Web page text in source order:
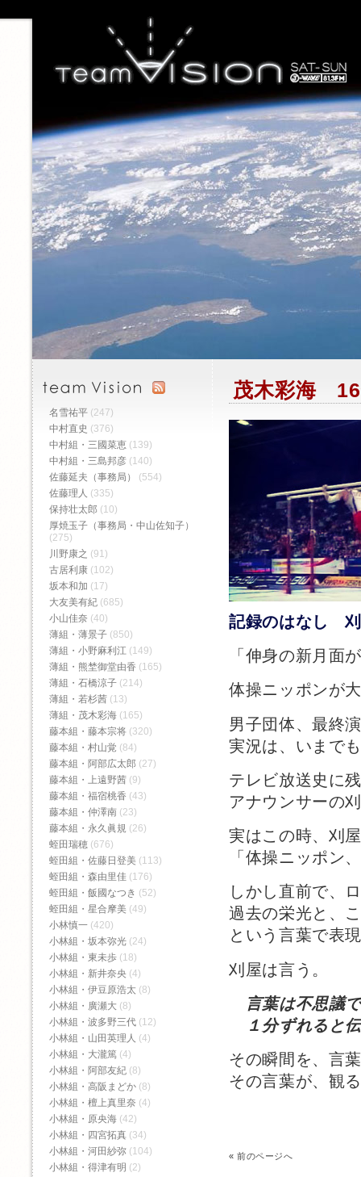
茂木彩海 16
記録のはなし
「伸身の新月面
体操ニッポンが
男子団体、最終
実況は、いまで
テレビ放送史に
アナウンサーの
実はこの時、刈
「体操ニッポン
しかし直前で、
過去の栄光と、
という言葉で表
刈屋は言う。
言葉は不思議
１分ずれると
その瞬間を、言
その言葉が、観
«前のページへ
名雪祐平 (247)
中村直史 (376)
中村組・三國菜恵 (139)
中村組・三島邦彦 (140)
佐藤延夫（事務局）
(554)
佐藤理人 (335)
保持壮太郎 (10)
厚焼玉子（事務局・中山佐知子）
(275)
川野康之 (91)
古居利康 (102)
坂本和加 (17)
大友美有紀 (685)
小山佳奈 (40)
薄組・薄景子 (850)
薄組・小野麻利江 (149)
薄組・熊埜御堂由香 (165)
薄組・石橋涼子 (214)
薄組・若杉茜 (13)
薄組・茂木彩海 (165)
藤本組・藤本宗将 (320)
藤本組・村山覚 (84)
藤本組・阿部広太郎 (27)
藤本組・上遠野茜 (9)
藤本組・福宿桃香‬ (43)
藤本組・仲澤南 (23)
藤本組・永久眞規 (26)
蛭田瑞穂 (676)
蛭田組・佐藤日登美 (113)
蛭田組・森由里佳 (176)
蛭田組・飯國なつき (52)
蛭田組・星合摩美 (49)
小林慎一 (420)
小林組・坂本弥光 (24)
小林組・東未歩 (18)
小林組・新井奈央 (4)
小林組・伊豆原浩太 (8)
小林組・廣瀬大 (8)
小林組・波多野三代 (12)
小林組・山田英理人 (4)
小林組・大瀧篤 (4)
小林組・阿部友紀 (8)
小林組・高阪まどか (8)
小林組・檀上真里奈 (4)
小林組・原央海 (42)
小林組・四宮拓真 (34)
小林組・河田紗弥 (104)
小林組・得津有明 (2)